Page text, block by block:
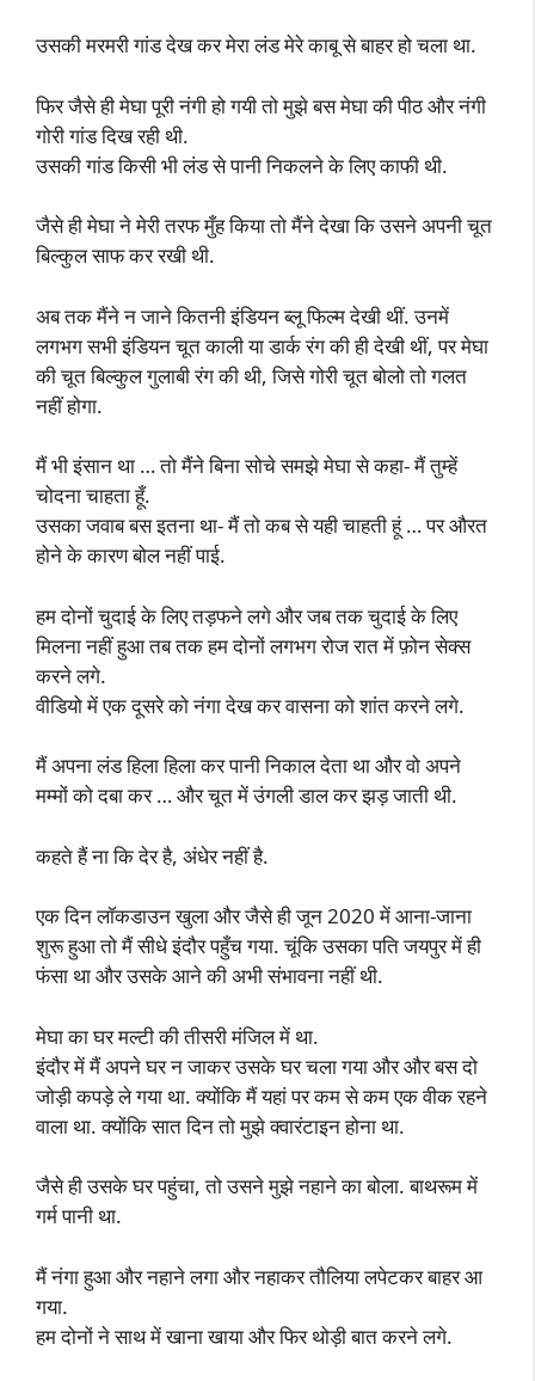
उसकी मरमरी गांड देख कर मेरा लंड मेरे काबू से बाहर हो चला था.
फिर जैसे ही मेघा पूरी नंगी हो गयी तो मुझे बस मेघा की पीठ और नंगी
गोरी गांड दिख रही थी.
उसकी गांड किसी भी लंड से पानी निकलने के लिए काफी थी.
जैसे ही मेघा ने मेरी तरफ मुँह किया तो मैंने देखा कि उसने अपनी चूत
बिल्कुल साफ कर रखी थी.
अब तक मैंने न जाने कितनी इंडियन ब्लू फिल्म देखी थीं. उनमें
लगभग सभी इंडियन चूत काली या डार्क रंग की ही देखी थीं, पर मेघा
की चूत बिल्कुल गुलाबी रंग की थी, जिसे गोरी चूत बोलो तो गलत
नहीं होगा.
मैं भी इंसान था … तो मैंने बिना सोचे समझे मेघा से कहा- मैं तुम्हें
चोदना चाहता हूँ.
उसका जवाब बस इतना था- मैं तो कब से यही चाहती हूं … पर औरत
होने के कारण बोल नहीं पाई.
हम दोनों चुदाई के लिए तड़फने लगे और जब तक चुदाई के लिए
मिलना नहीं हुआ तब तक हम दोनों लगभग रोज रात में फ़ोन सेक्स
करने लगे.
वीडियो में एक दूसरे को नंगा देख कर वासना को शांत करने लगे.
मैं अपना लंड हिला हिला कर पानी निकाल देता था और वो अपने
मम्मों को दबा कर … और चूत में उंगली डाल कर झड़ जाती थी.
कहते हैं ना कि देर है, अंधेर नहीं है.
एक दिन लॉकडाउन खुला और जैसे ही जून 2020 में आना-जाना
शुरू हुआ तो मैं सीधे इंदौर पहुँच गया. चूंकि उसका पति जयपुर में ही
फंसा था और उसके आने की अभी संभावना नहीं थी.
मेघा का घर मल्टी की तीसरी मंजिल में था.
इंदौर में मैं अपने घर न जाकर उसके घर चला गया और और बस दो
जोड़ी कपड़े ले गया था. क्योंकि मैं यहां पर कम से कम एक वीक रहने
वाला था. क्योंकि सात दिन तो मुझे क्वारंटाइन होना था.
जैसे ही उसके घर पहुंचा, तो उसने मुझे नहाने का बोला. बाथरूम में
गर्म पानी था.
मैं नंगा हुआ और नहाने लगा और नहाकर तौलिया लपेटकर बाहर आ
गया.
हम दोनों ने साथ में खाना खाया और फिर थोड़ी बात करने लगे.